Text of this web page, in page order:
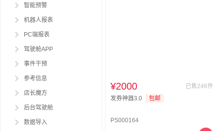
智能预警
机器人报表
PC端报表
驾驶舱APP
事件干预
参考信息
店长魔方
后台驾驶舱
数据导入
¥2000
已售246件
发券神器3.0
包邮
PS000164